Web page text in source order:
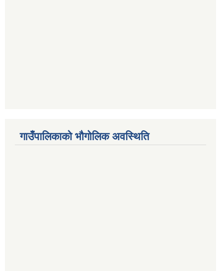
गाउँपालिकाको भौगोलिक अवस्थिति